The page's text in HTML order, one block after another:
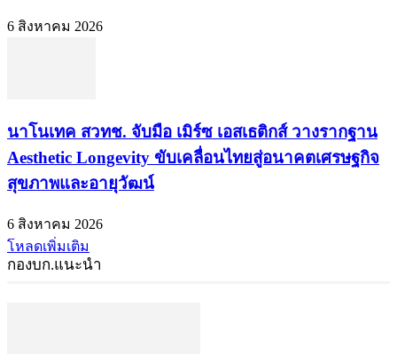
6 สิงหาคม 2026
นาโนเทค สวทช. จับมือ เมิร์ซ เอสเธติกส์ วางรากฐาน
Aesthetic Longevity ขับเคลื่อนไทยสู่อนาคตเศรษฐกิจ
สุขภาพและอายุวัฒน์
6 สิงหาคม 2026
โหลดเพิ่มเติม
กองบก.แนะนำ